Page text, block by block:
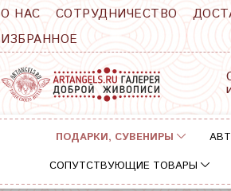
О НАС СОТРУДНИЧЕСТВО
ИЗБРАННОЕ
ПОДАРКИ, СУВЕНИРЫ
СОПУТСТВУЮЩИЕ ТОВАРЫ